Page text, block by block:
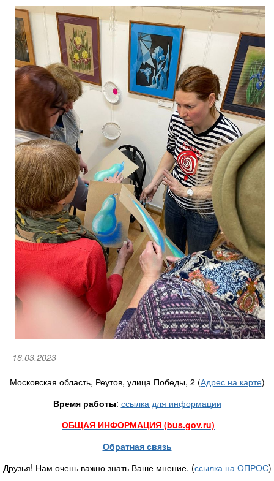
16.03.2023
Московская область, Реутов, улица Победы, 2 (Адрес на карте)
Время работы: ссылка для информации
ОБЩАЯ ИНФОРМАЦИЯ (bus.gov.ru)
Обратная связь
Друзья! Нам очень важно знать Ваше мнение. (ссылка на ОПРОС)